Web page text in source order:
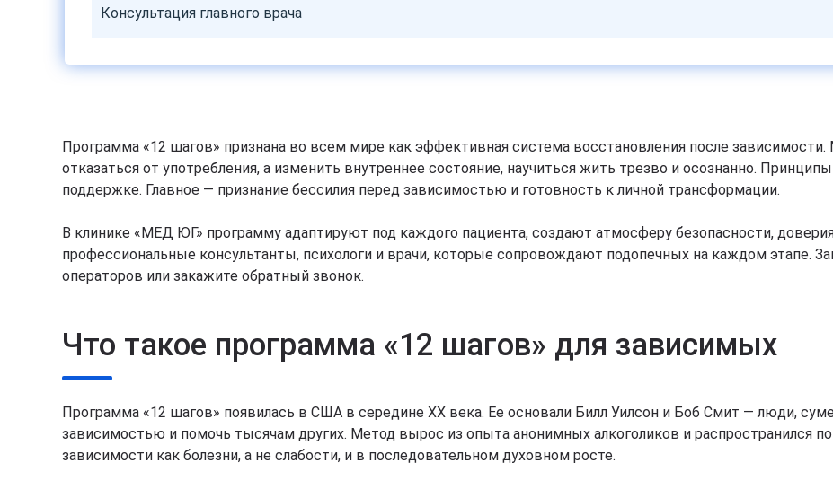
Консультация главного врача
Программа «12 шагов» признана во всем мире как эффективная система восстановления после зависимости.
отказаться от употребления, а изменить внутреннее состояние, научиться жить трезво и осознанно.
поддержке. Главное — признание бессилия перед зависимостью и готовность к личной трансформации.
В клинике «МЕД ЮГ» программу адаптируют под каждого пациента, создают атмосферу безопасности,
профессиональные консультанты, психологи и врачи, которые сопровождают подопечных на каждом этапе.
операторов или закажите обратный звонок.
Что такое программа «12 шагов» для зависимых
Программа «12 шагов» появилась в США в середине XX века. Ее основали Билл Уилсон и Боб Смит — люди,
зависимостью и помочь тысячам других. Метод вырос из опыта анонимных алкоголиков и распространился
зависимости как болезни, а не слабости, и в последовательном духовном росте.